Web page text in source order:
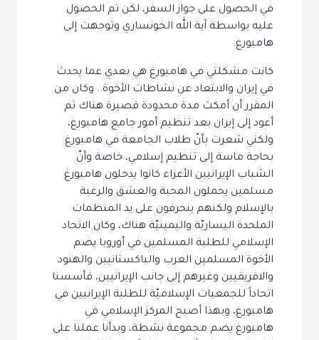
في الحصول على جواز السفر، لكن تم الحصول
عليه بواسطة آية الله الخونساري وتوجهت إلى
هامبورغ.
كانت مشكلتي في هامبورغ هي بعدي عما يحدث
في إيران والابتعاد عن نشاطات الأخوة.. وكان من
المقرر أن أمكث مدة محدودة قصيرة هناك ثم
أعود إلى إيران بعد تنظيم أمور جامع هامبورغ،
ولكني شعرت بأنّ طلاب الجامعة في هامبورغ
بحاجة ماسة إلى تنظيم إسلامي، خاصة وأنّ
الشباب الإيرانيين الأعزاء كانوا يدخلون هامبورغ
مسلمين يحملون المحبة والعشق والرغبة
بالإسلام ولكنهم ينحرفون على يد المنظمات
الملحدة اليساريّة واليمينيّة هناك، وكان الاتحاد
الإسلامي للطلبة المسلمين في أوروبا يضم
الأخوة المسلمين العرب والباكستانيين والهنود
والافريقيين وغيرهم إلى جانب الإيرانيين، فأسسنا
اتحاداً للجمعيات الإسلاميّة للطلبة الإيرانيين في
هامبورغ، وبهذا أصبح المركز الإسلامي في
هامبورغ يضم مجموعة نشطة، وبدأنا عملنا على